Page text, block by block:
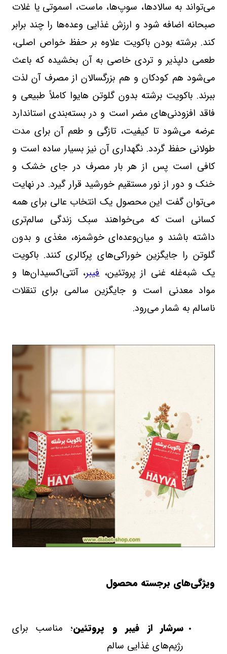
می‌تواند به سالادها، سوپ‌ها، ماست، اسموتی یا غلات
صبحانه اضافه شود و ارزش غذایی وعده‌ها را چند برابر
کند. برشته بودن باکویت علاوه بر حفظ خواص اصلی،
طعمی دلپذیر و تردی خاصی به آن بخشیده که باعث
می‌شود هم کودکان و هم بزرگسالان از مصرف آن لذت
ببرند. باکویت برشته بدون گلوتن هایوا کاملاً طبیعی و
فاقد افزودنی‌های مضر است و در بسته‌بندی استاندارد
عرضه می‌شود تا کیفیت، تازگی و طعم آن برای مدت
طولانی حفظ گردد. نگهداری آن نیز بسیار ساده است و
کافی است پس از هر بار مصرف در جای خشک و
خنک و دور از نور مستقیم خورشید قرار گیرد. در نهایت
می‌توان گفت این محصول یک انتخاب عالی برای همه
کسانی است که می‌خواهند سبک زندگی سالم‌تری
داشته باشند و میان‌وعده‌ای خوشمزه، مغذی و بدون
گلوتن را جایگزین خوراکی‌های پرکالری کنند. باکویت
یک شبه‌غله غنی از پروتئین،فیبر، آنتی‌اکسیدان‌ها و
مواد معدنی است و جایگزین سالمی برای تنقلات
ناسالم به شمار می‌رود.
ویژگی‌های برجسته محصول
سرشار از فیبر و پروتئین؛ مناسب برای
رژیم‌های غذایی سالم